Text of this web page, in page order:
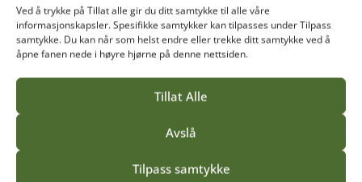
Ved å trykke på Tillat alle gir du ditt samtykke til alle våre
informasjonskapsler. Spesifikke samtykker kan tilpasses under Tilpass
samtykke. Du kan når som helst endre eller trekke ditt samtykke ved å
åpne fanen nede i høyre hjørne på denne nettsiden.
Tillat Alle
Avslå
Tilpass samtykke
FAGMILJØ
Norges grønne fagskole – Vea med VR-
applikasjon for hageplanlegging og
I samarbeid med Making View på Hamar,